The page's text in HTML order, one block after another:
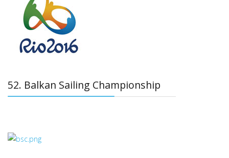
52. Balkan Sailing Championship